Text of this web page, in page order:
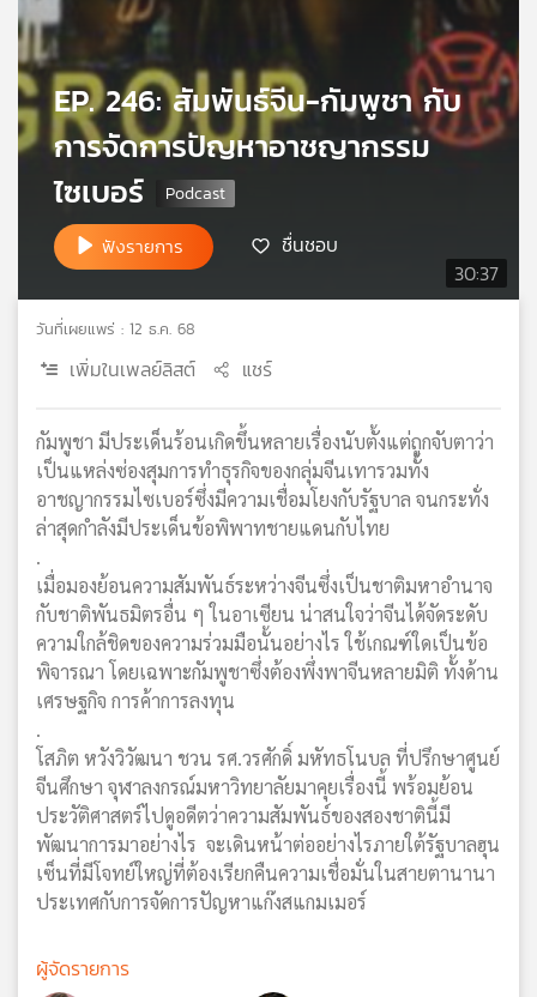
เครือ
ข่าย
วิทยุ
ไทย
แผนที่
เครือ
30:37
EP. 246: สัมพันธ์จีน-กัมพูชา กับ
การจัดการปัญหาอาชญากรรม
ไซเบอร์
ฟังรายการ ชื่นชอบ
วันที่เผยแพร่ : 12 ธ.ค. 68
เพิ่มในเพลย์ลิสต์ แชร์
กัมพูชา มีประเด็นร้อนเกิดขึ้นหลายเรื่องนับตั้งแต่ถูกจับตาว่า
เป็นแหล่งซ่องสุมการทำธุรกิจของกลุ่มจีนเทารวมทั้ง
อาชญากรรมไซเบอร์ซึ่งมีความเชื่อมโยงกับรัฐบาล จนกระทั่ง
ล่าสุดกำลังมีประเด็นข้อพิพาทชายแดนกับไทย
.
เมื่อมองย้อนความสัมพันธ์ระหว่างจีนซึ่งเป็นชาติมหาอำนาจ
กับชาติพันธมิตรอื่น ๆ ในอาเซียน น่าสนใจว่าจีนได้จัดระดับ
ความใกล้ชิดของความร่วมมือนั้นอย่างไร ใช้เกณฑ์ใดเป็นข้อ
พิจารณา โดยเฉพาะกัมพูชาซึ่งต้องพึ่งพาจีนหลายมิติ ทั้งด้าน
เศรษฐกิจ การค้าการลงทุน
.
โสภิต หวังวิวัฒนา ชวน รศ.วรศักดิ์ มหัทธโนบล ที่ปรึกษาศูนย์
จีนศึกษา จุฬาลงกรณ์มหาวิทยาลัยมาคุยเรื่องนี้ พร้อมย้อน
ประวัติศาสตร์ไปดูอดีตว่าความสัมพันธ์ของสองชาตินี้มี
พัฒนาการมาอย่างไร จะเดินหน้าต่ออย่างไรภายใต้รัฐบาลฮุน
เซ็นที่มีโจทย์ใหญ่ที่ต้องเรียกคืนความเชื่อมั่นในสายตานานา
ประเทศกับการจัดการปัญหาแก๊งสแกมเมอร์
ผู้จัดรายการ